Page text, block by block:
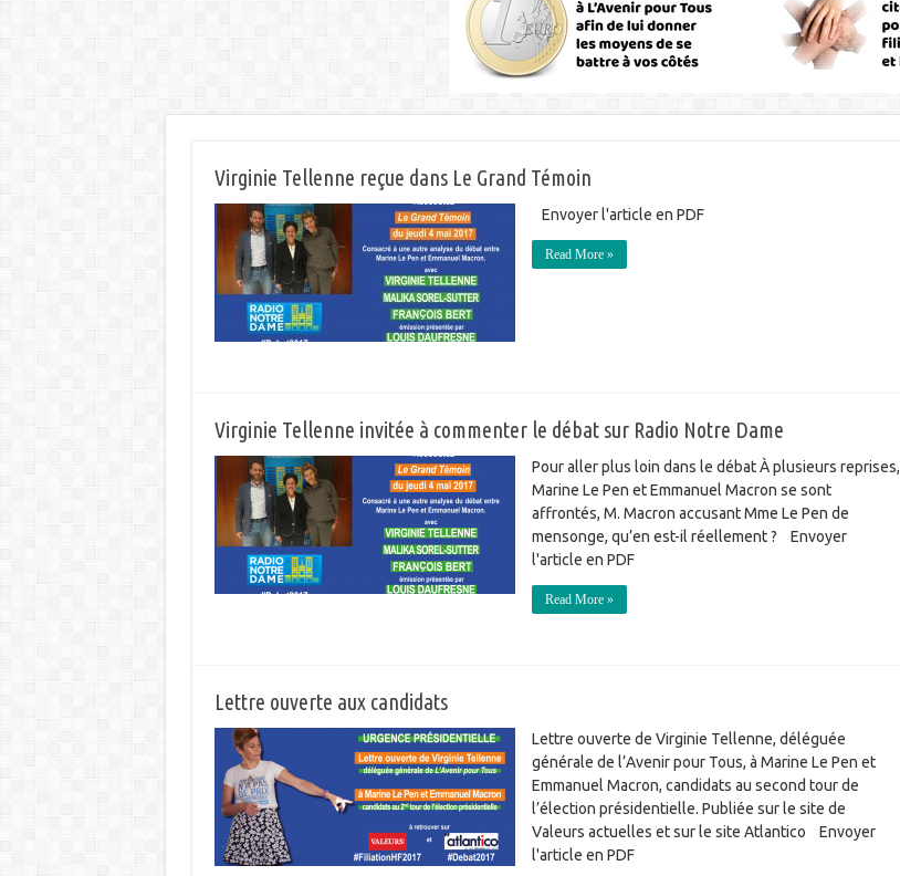
Virginie Tellenne reçue dans Le Grand Témoin
Envoyer l'article en PDF
Read More »
Virginie Tellenne invitée à commenter le débat sur Radio Notre Dame
Pour aller plus loin dans le débat À plusieurs reprises,
Marine Le Pen et Emmanuel Macron se sont
affrontés, M. Macron accusant Mme Le Pen de
mensonge, qu’en est-il réellement ? Envoyer
l'article en PDF
Read More »
Lettre ouverte aux candidats
Lettre ouverte de Virginie Tellenne, déléguée
générale de l’Avenir pour Tous, à Marine Le Pen et
Emmanuel Macron, candidats au second tour de
l’élection présidentielle. Publiée sur le site de
Valeurs actuelles et sur le site Atlantico Envoyer
l'article en PDF